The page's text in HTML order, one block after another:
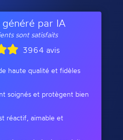
généré par IA
sont satisfaits
3964 avis
haute qualité et fidèles
soignés et protègent bien
réactif, aimable et